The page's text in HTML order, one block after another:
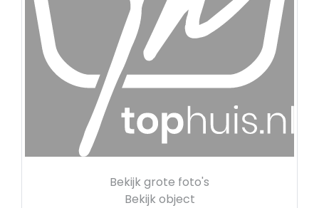
Bekijk grote foto's
Bekijk object